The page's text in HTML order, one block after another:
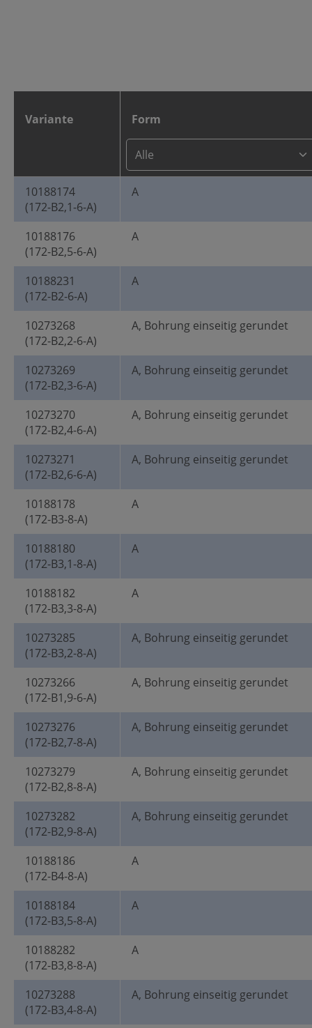
Variante Form
10188174
(172-B2,1-6-A)
A
10188176
(172-B2,5-6-A)
A
10188231
(172-B2-6-A)
A
10273268
(172-B2,2-6-A)
A, Bohrung einseitig gerundet
10273269
(172-B2,3-6-A)
A, Bohrung einseitig gerundet
10273270
(172-B2,4-6-A)
A, Bohrung einseitig gerundet
10273271
(172-B2,6-6-A)
A, Bohrung einseitig gerundet
10188178
(172-B3-8-A)
A
10188180
(172-B3,1-8-A)
A
10188182
(172-B3,3-8-A)
A
10273285
(172-B3,2-8-A)
A, Bohrung einseitig gerundet
10273266
(172-B1,9-6-A)
A, Bohrung einseitig gerundet
10273276
(172-B2,7-8-A)
A, Bohrung einseitig gerundet
10273279
(172-B2,8-8-A)
A, Bohrung einseitig gerundet
10273282
(172-B2,9-8-A)
A, Bohrung einseitig gerundet
10188186
(172-B4-8-A)
A
10188184
(172-B3,5-8-A)
A
10188282
(172-B3,8-8-A)
A
10273288
(172-B3,4-8-A)
A, Bohrung einseitig gerundet